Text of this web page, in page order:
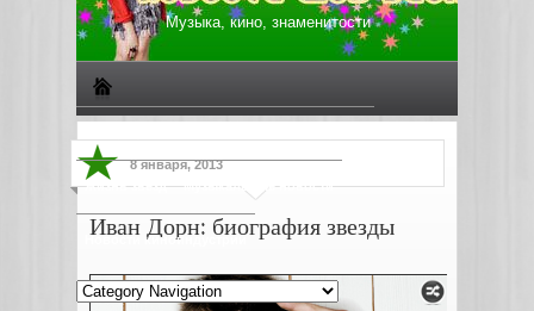
Музыка, кино, знаменитости
Жизнь звезд Музыкальные новости
Новости киноиндустрии
8 января, 2013
Иван Дорн: биография звезды